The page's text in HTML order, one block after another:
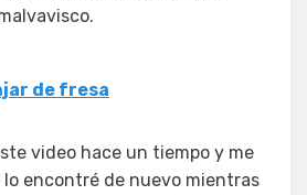
de fresa
video hace un tiempo y me
lo encontré de nuevo mientras